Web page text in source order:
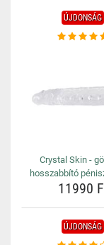
ÚJDONSÁG
Crystal Skin -
hosszabbító
11990
ÚJDONSÁG